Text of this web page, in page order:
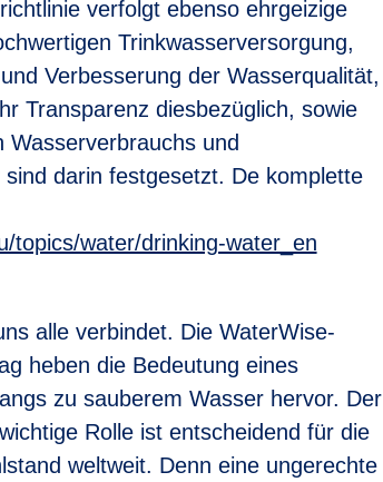
verfolgt ebenso ehrgeizige
Trinkwasserversorgung,
Verbesserung der Wasserqualität,
Transparenz diesbezüglich, sowie
und
darin festgesetzt. De komplette
topics/water/drinking-water_en
alle verbindet. Die WaterWise-
heben die Bedeutung eines
zu sauberem Wasser hervor. Der
Rolle ist entscheidend für die
weltweit. Denn eine ungerechte